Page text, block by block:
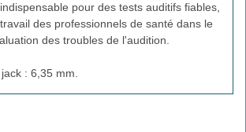
pour des tests auditifs fiables,
des professionnels de santé dans le
des troubles de l'audition.
: 6,35 mm.